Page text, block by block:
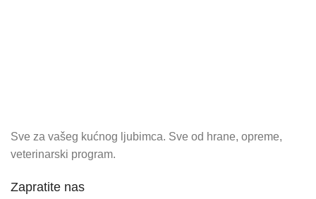
Sve za vašeg kućnog ljubimca. Sve od hrane, opreme,
veterinarski program.
Zapratite nas